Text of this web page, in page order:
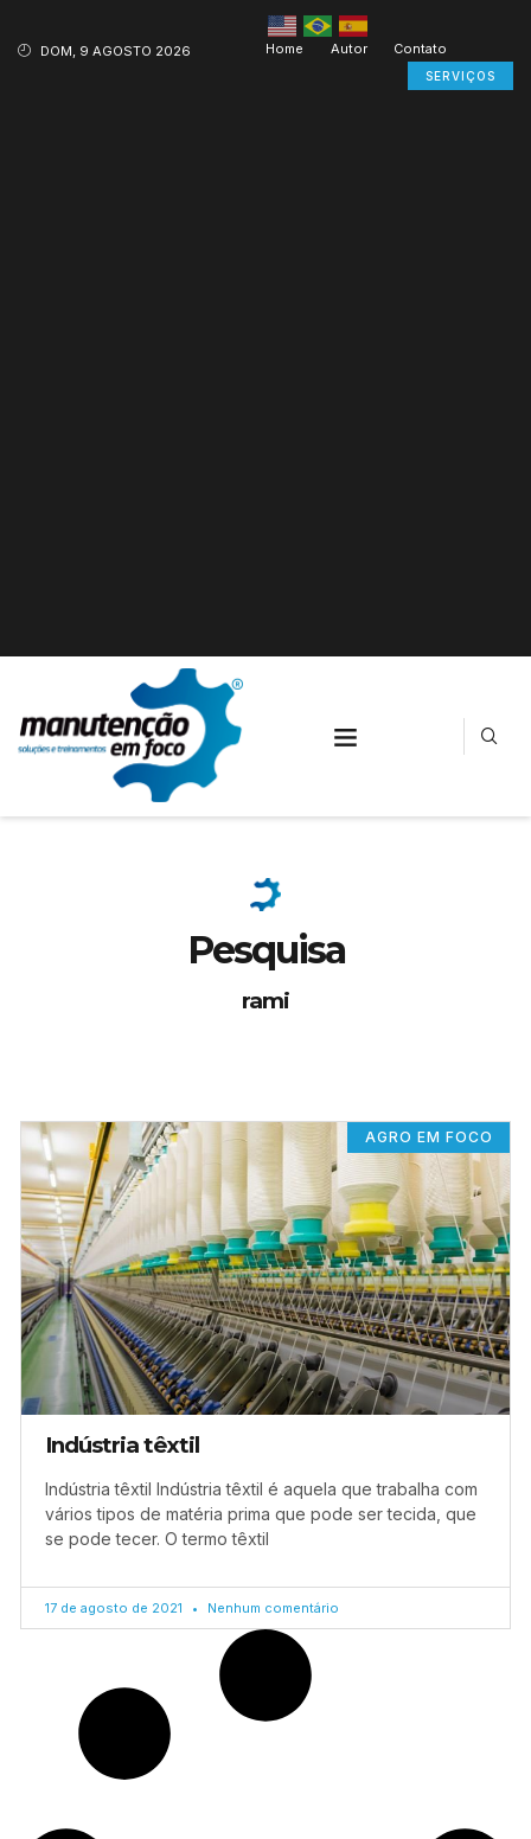
DOM, 9 AGOSTO 2026 Home Autor Contato
SERVIÇOS
Pesquisa
rami
AGRO EM FOCO
Indústria têxtil
Indústria têxtil Indústria têxtil é aquela que trabalha com
vários tipos de matéria prima que pode ser tecida, que
se pode tecer. O termo têxtil
17 de agosto de 2021 Nenhum comentário